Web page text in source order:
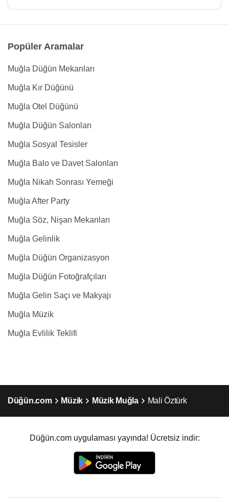
Popüler Aramalar
Muğla Düğün Mekanları
Muğla Kır Düğünü
Muğla Otel Düğünü
Muğla Düğün Salonları
Muğla Sosyal Tesisler
Muğla Balo ve Davet Salonları
Muğla Nikah Sonrası Yemeği
Muğla After Party
Muğla Söz, Nişan Mekanları
Muğla Gelinlik
Muğla Düğün Organizasyon
Muğla Düğün Fotoğrafçıları
Muğla Gelin Saçı ve Makyajı
Muğla Müzik
Muğla Evlilik Teklifi
Düğün.com Müzik Müzik Muğla Mali Öztürk
Düğün.com uygulaması yayında! Ücretsiz indir: